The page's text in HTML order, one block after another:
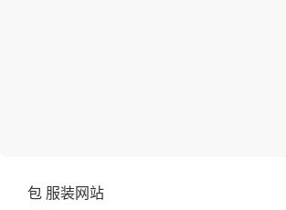
包 服装网站